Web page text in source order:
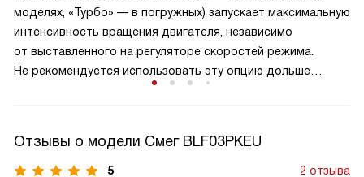
моделях, «Турбо» — в погружных) запускает максимальную
интенсивность вращения двигателя, независимо
от выставленного на регуляторе скоростей режима.
Не рекомендуется использовать эту опцию дольше
Отзывы о модели Смег BLF03PKEU
5 2 отзыва